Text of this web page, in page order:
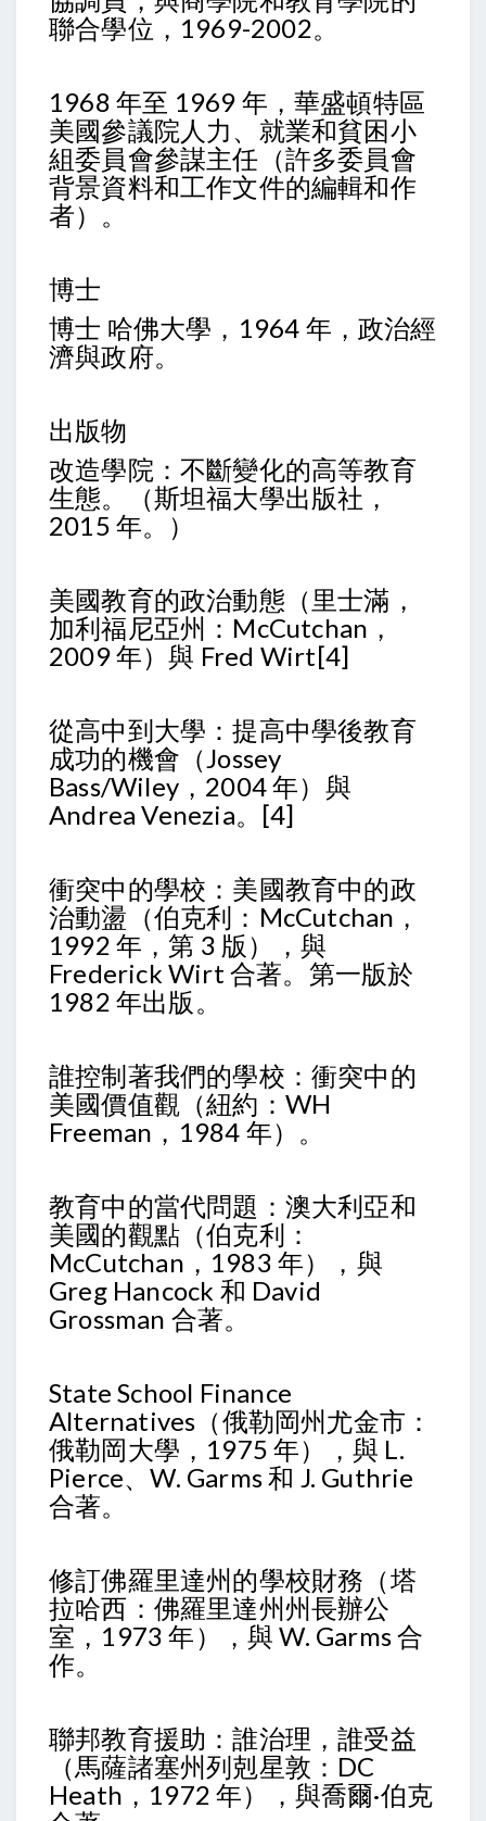
聯合學位，1969-2002。
1968 年至 1969 年，華盛頓特區
美國參議院人力、就業和貧困小
組委員會參謀主任（許多委員會
背景資料和工作文件的編輯和作
者）。
博士
博士 哈佛大學，1964 年，政治經
濟與政府。
出版物
改造學院：不斷變化的高等教育
生態。（斯坦福大學出版社，
2015 年。）
美國教育的政治動態（里士滿，
加利福尼亞州：McCutchan，
2009 年）與 Fred Wirt[4]
從高中到大學：提高中學後教育
成功的機會（Jossey
Bass/Wiley，2004 年）與
Andrea Venezia。[4]
衝突中的學校：美國教育中的政
治動盪（伯克利：McCutchan，
1992 年，第 3 版），與
Frederick Wirt 合著。第一版於
1982 年出版。
誰控制著我們的學校：衝突中的
美國價值觀（紐約：WH
Freeman，1984 年）。
教育中的當代問題：澳大利亞和
美國的觀點（伯克利：
McCutchan，1983 年），與
Greg Hancock 和 David
Grossman 合著。
State School Finance
Alternatives（俄勒岡州尤金市：
俄勒岡大學，1975 年），與 L.
Pierce、W. Garms 和 J. Guthrie
合著。
修訂佛羅里達州的學校財務（塔
拉哈西：佛羅里達州州長辦公
室，1973 年），與 W. Garms 合
作。
聯邦教育援助：誰治理，誰受益
（馬薩諸塞州列剋星敦：DC
Heath，1972 年），與喬爾·伯克